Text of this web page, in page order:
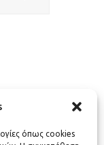
όπως cookies